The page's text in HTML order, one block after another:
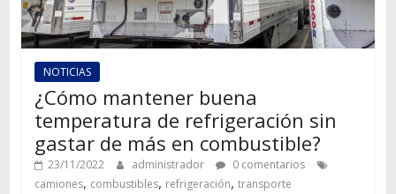
NOTICIAS
¿Cómo mantener buena
temperatura de refrigeración sin
gastar de más en combustible?
23/11/2022 administrador
0 comentarios
camiones, combustibles, refrigeración, transporte